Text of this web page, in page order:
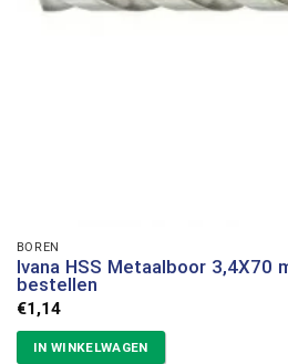
BOREN
Ivana HSS Metaalboor 3,4X70
bestellen
€1,14
IN WINKELWAGEN